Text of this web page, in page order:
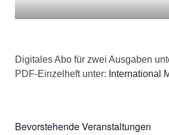
Digitales Abo für zwei Ausgaben
PDF-Einzelheft unter: International
Bevorstehende Veranstaltungen